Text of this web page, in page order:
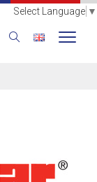
Select Language ▼